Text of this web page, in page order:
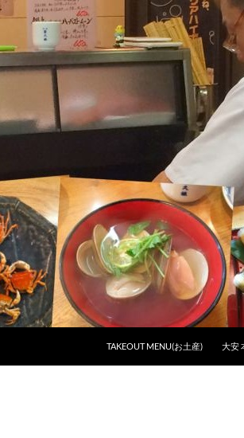
TAKEOUT MENU(お土産)
大安